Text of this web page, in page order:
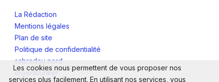
La Rédaction
Mentions légales
Plan de site
Politique de confidentialité
sabradou nord
crowdbunker
Les cookies nous permettent de vous proposer nos
services plus facilement. En utilisant nos services, vous